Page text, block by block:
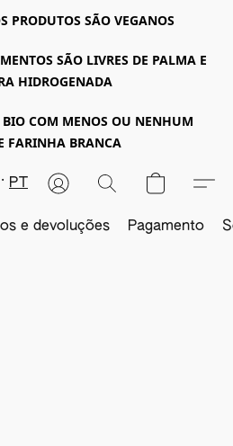
PRODUTOS SÃO VEGANOS
SÃO LIVRES DE PALMA E
HIDROGENADA
COM MENOS OU NENHUM
FARINHA BRANCA
PT
e devoluções Pagamento